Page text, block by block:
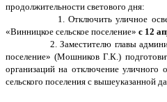
продолжительности светового дня:
1. Отключить уличное
«Винницкое сельское поселение» с 12
2. Заместителю главы
поселение» (Мошников Г.К.)
организаций на отключение уличного
сельского поселения с вышеуказанной